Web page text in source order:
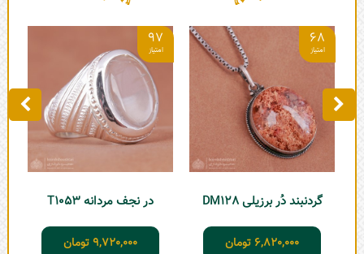
68
گردنبند دُر برزیلی DM128
6,820,000 تومان
97
در نجف مردانه T1053
9,720,000 تومان